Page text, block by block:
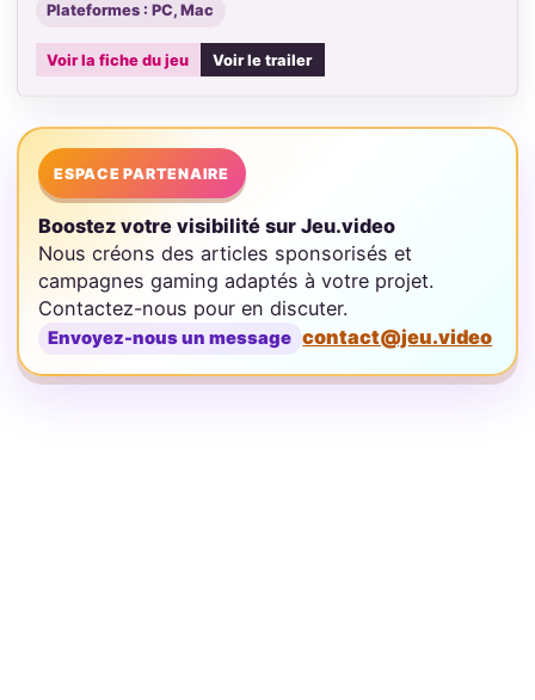
Plateformes : PC, Mac
Voir la fiche du jeu Voir le trailer
ESPACE PARTENAIRE
Boostez votre visibilité sur Jeu.video
Nous créons des articles sponsorisés et
campagnes gaming adaptés à votre projet.
Contactez-nous pour en discuter.
Envoyez-nous un message contact@jeu.video